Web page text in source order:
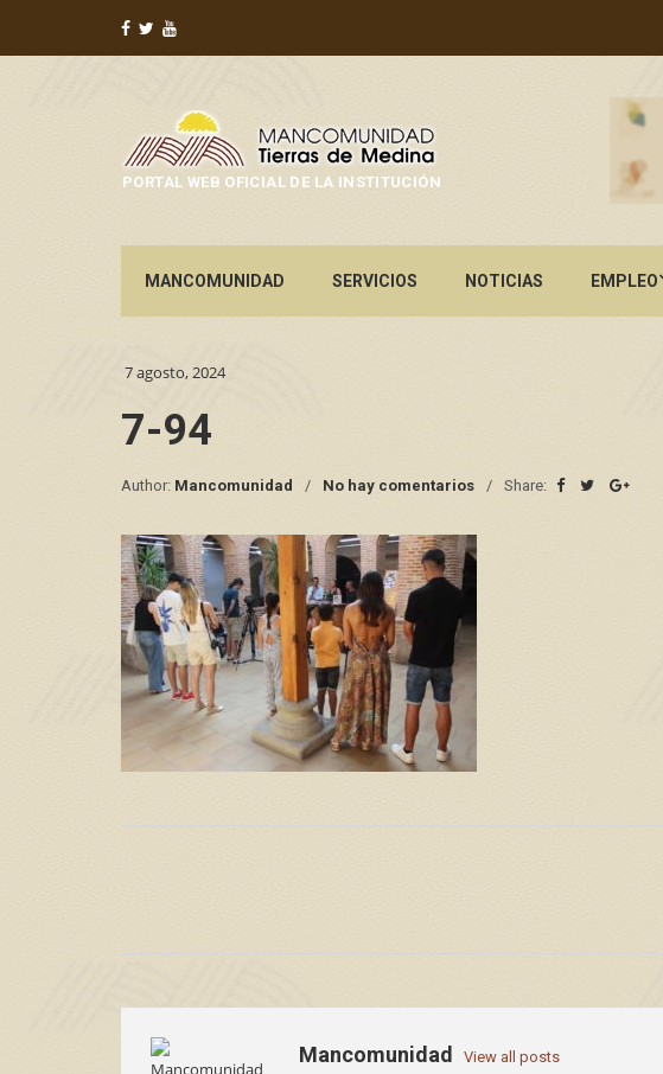
PORTAL WEB OFICIAL DE LA INSTITUCIÓN
MANCOMUNIDAD SERVICIOS NOTICIAS EMPLEO
7 agosto, 2024
7-94
Author: Mancomunidad No hay comentarios Share:
Mancomunidad View all posts